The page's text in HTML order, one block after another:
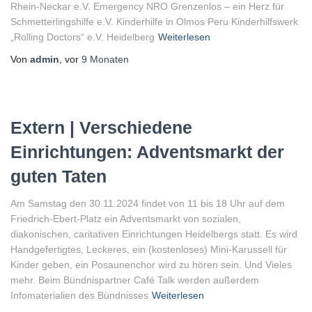
Rhein-Neckar e.V. Emergency NRO Grenzenlos – ein Herz für
Schmetterlingshilfe e.V. Kinderhilfe in Olmos Peru Kinderhilfswerk
„Rolling Doctors“ e.V. Heidelberg Weiterlesen
Von admin , vor 9 Monaten
Extern | Verschiedene
Einrichtungen: Adventsmarkt der
guten Taten
Am Samstag den 30.11.2024 findet von 11 bis 18 Uhr auf dem
Friedrich-Ebert-Platz ein Adventsmarkt von sozialen,
diakonischen, caritativen Einrichtungen Heidelbergs statt. Es wird
Handgefertigtes, Leckeres, ein (kostenloses) Mini-Karussell für
Kinder geben, ein Posaunenchor wird zu hören sein. Und Vieles
mehr. Beim Bündnispartner Café Talk werden außerdem
Infomaterialien des Bündnisses Weiterlesen